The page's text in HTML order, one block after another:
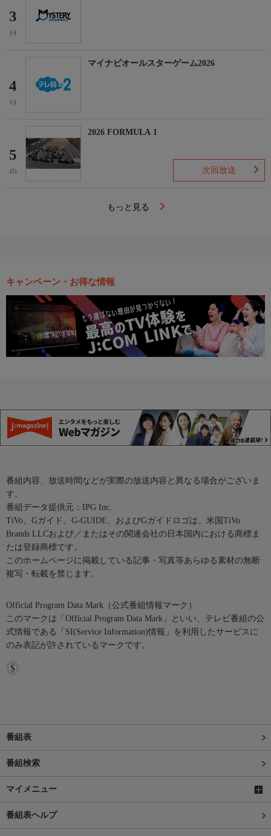
3
(-)
4
(-)
マイナビオールスターゲーム2026
5
(2)
2026 FORMULA 1
次回放送
もっと見る
キャンペーン・お得な情報
番組内容、放送時間などが実際の放送内容と異なる場合がございま
す。
番組データ提供元：IPG Inc.
TiVo、Gガイド、G-GUIDE、およびGガイドロゴは、米国TiVo
Brands LLCおよび／またはその関連会社の日本国内における商標ま
たは登録商標です。
このホームページに掲載している記事・写真等あらゆる素材の無断
複写・転載を禁じます。
Official Program Data Mark（公式番組情報マーク）
このマークは「Official Program Data Mark」といい、テレビ番組の公
式情報である「SI(Service Information)情報」を利用したサービスに
のみ表記が許されているマークです。
番組表
番組検索
マイメニュー
番組表ヘルプ